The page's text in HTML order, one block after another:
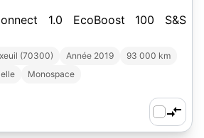
1.0 EcoBoost 100 S&S
(70300) Année 2019
93 000 km
Monospace